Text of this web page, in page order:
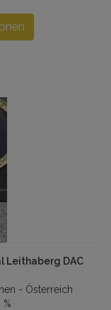
Leithaberg DAC
- Österreich